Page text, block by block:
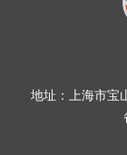
地址：上海市宝